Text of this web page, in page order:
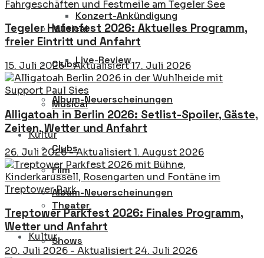
Konzert-Ankündigung
Live-Review
Musical
Clubs
Album-Neuerscheinungen
Kultur
Musical
Clubs
Album-Neuerscheinungen
Kultur
Film
Theater
Shows
Tegeler Hafenfest 2026: Aktuelles Programm,
freier Eintritt und Anfahrt
15. Juli 2026 - Aktualisiert 17. Juli 2026
Alligatoah in Berlin 2026: Setlist-Spoiler, Gäste,
Zeiten, Wetter und Anfahrt
26. Juli 2026 - Aktualisiert 1. August 2026
Treptower Parkfest 2026: Finales Programm,
Wetter und Anfahrt
20. Juli 2026 - Aktualisiert 24. Juli 2026